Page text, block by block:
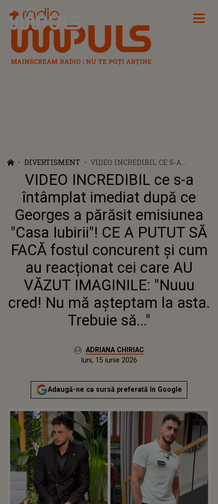
Radio Impuls
DIVERTISMENT
VIDEO INCREDIBIL CE S-A
ÎNTÂMPLAT IMEDIAT DUPĂ CE
GEORGES A PĂRĂSIT EMISIUNEA
"CASA IUBIRII"! CE A PUTUT SĂ
FACĂ FOSTUL CONCURENT ȘI
CUM AU REACȚIONAT CEI CARE
AU VĂZUT IMAGINILE: "NUUU
CRED! NU MĂ AȘTEPTAM LA
ASTA. TREBUIE SĂ..."
VIDEO INCREDIBIL ce s-a
întâmplat imediat după ce
Georges a părăsit emisiunea
"Casa Iubirii"! CE A PUTUT SĂ
FACĂ fostul concurent și cum
au reacționat cei care AU
VĂZUT IMAGINILE: "Nuuu
cred! Nu mă așteptam la asta.
Trebuie să..."
Autor:ADRIANA CHIRIAC
Actualizat:
luni, 15 iunie 2026
Adaugă-ne ca sursă preferată în Google